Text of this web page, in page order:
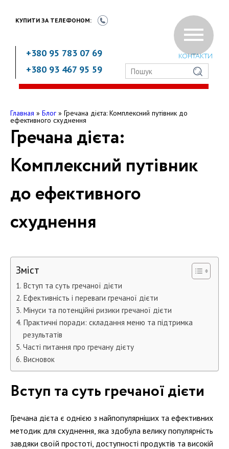
КУПИТИ ЗА ТЕЛЕФОНОМ:
+380 95 783 07 69
+380 93 467 95 59
КОНТАКТИ
Главная » Блог » Гречана дієта: Комплексний путівник до
ефективного схуднення
Гречана дієта:
Комплексний путівник
до ефективного
схуднення
Зміст
Вступ та суть гречаної дієти
Ефективність і переваги гречаної дієти
Мінуси та потенційні ризики гречаної дієти
Практичні поради: складання меню та підтримка
результатів
Часті питання про гречану дієту
Висновок
Вступ та суть гречаної дієти
Гречана дієта є однією з найпопулярніших та ефективних
методик для схуднення, яка здобула велику популярність
завдяки своїй простоті, доступності продуктів та високій